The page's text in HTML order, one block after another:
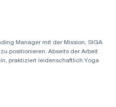
Manager mit der Mission, SIGA
positionieren. Abseits der Arbeit
praktiziert leidenschaftlich Yoga